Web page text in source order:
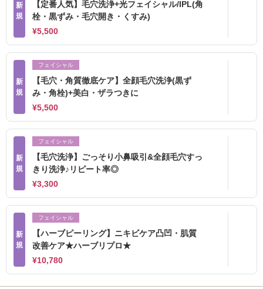
新
規
【定番人気】毛穴洗浄+光フェイシャル/IPL(角
栓・黒ずみ・毛穴開き・くすみ)
¥5,500
新
規
フェイシャル
【毛穴・角質徹底ケア】全顔毛穴洗浄(黒ず
み・角栓)+美白・ザラつきに
¥5,500
新
規
フェイシャル
【毛穴洗浄】ごっそり小鼻吸引&全顔毛穴すっ
きり洗浄♪リピート率◎
¥3,300
新
規
フェイシャル
【ハーブピーリング】ニキビケア凸凹・肌質
改善ケア★ハーブリプロ★
¥10,780